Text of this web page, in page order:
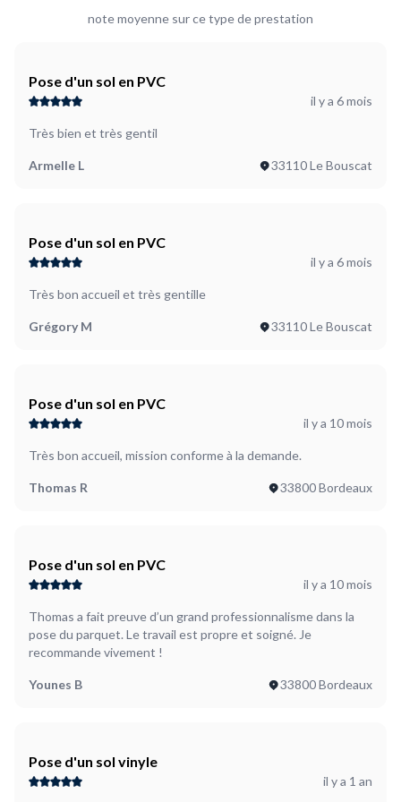
mercredis, jeudis et dimanches. Si possible le avant mi juillet.
note moyenne sur ce type de prestation
Pose d'un sol en PVC
il y a 6 mois
Très bien et très gentil
Armelle L 33110 Le Bouscat
Pose d'un sol en PVC
il y a 6 mois
Très bon accueil et très gentille
Grégory M 33110 Le Bouscat
Pose d'un sol en PVC
il y a 10 mois
Très bon accueil, mission conforme à la demande.
Thomas R 33800 Bordeaux
Pose d'un sol en PVC
il y a 10 mois
Thomas a fait preuve d’un grand professionnalisme dans la
pose du parquet. Le travail est propre et soigné. Je
recommande vivement !
Younes B 33800 Bordeaux
Pose d'un sol vinyle
il y a 1 an